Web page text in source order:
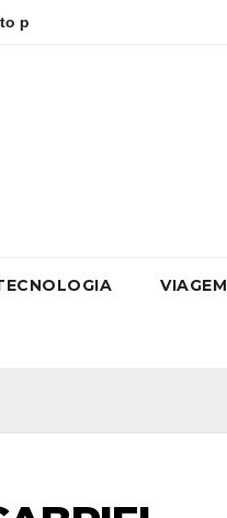
a vaga na universidade
VIAGEM